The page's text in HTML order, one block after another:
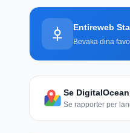
Entireweb
Bevaka dina
Se
Se rapporter per